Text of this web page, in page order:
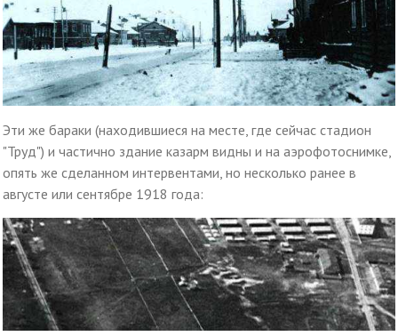
Эти же бараки (находившиеся на месте, где сейчас стадион
"Труд") и частично здание казарм видны и на аэрофотоснимке,
опять же сделанном интервентами, но несколько ранее в
августе или сентябре 1918 года: